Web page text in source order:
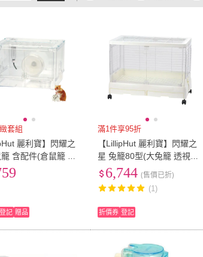
大家電安心配
大家電快配
套組
麗利寶】閃耀之
含配件(倉鼠籠 水
食盆)
登記 贈品
滿1件享95折
【LillipHut 麗利寶】閃耀之
星 兔籠80型(大兔籠 透視屋
抽屜式兔籠)
6,744 (售價已折)
(1)
折價券 登記